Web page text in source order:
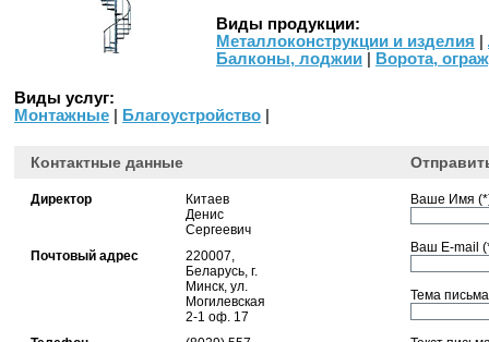
Виды продукции:
Металлоконструкции и изделия
Балконы, лоджии
Ворота,
Виды услуг:
Монтажные
Благоустройство
Контактные данные
Директор
Китаев
Денис
Сергеевич
Почтовый адрес
220007,
Беларусь, г.
Минск, ул.
Могилевская
2-1 оф. 17
Ваше Имя
Ваш E-mail
Тема